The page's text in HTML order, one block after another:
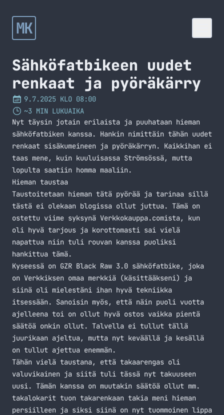
MK
Sähköfatbikeen uudet
renkaat ja pyöräkärry
9.7.2025 KLO 08:00
~3 MIN LUKUAIKA
Nyt täysin jotain erilaista ja puuhataan hieman
sähköfatbiken kanssa. Hankin nimittäin tähän uudet
renkaat sisäkumeineen ja pyöräkärryn. Kaikkihan ei
taas mene, kuin kuuluisassa Strömsössä, mutta
lopulta saatiin homma maaliin.
Hieman taustaa
Taustoitetaan hieman tätä pyörää ja tarinaa sillä
tästä ei olekaan blogissa ollut juttua. Tämä on
ostettu viime syksynä Verkkokauppa.comista, kun
oli hyvä tarjous ja korottomasti sai vielä
napattua niin tuli rouvan kanssa puoliksi
hankittua tämä.
Kyseessä on GZR Black Raw 3.0 sähköfatbike, joka
on Verkkiksen omaa merkkiä (käsittääkseni) ja
siinä oli mielestäni ihan hyvä tekniikka
itsessään. Sanoisin myös, että näin puoli vuotta
ajelleena toi on ollut hyvä ostos vaikka pientä
säätöä onkin ollut. Talvella ei tullut tällä
juurikaan ajeltua, mutta nyt keväällä ja kesällä
on tullut ajettua enemmän.
Tähän vielä taustana, että takaarengas oli
valuvikainen ja siitä tuli tässä nyt takuuseen
uusi. Tämän kanssa on muutakin säätöä ollut mm.
takalokarit tuon takarenkaan takia meni hieman
persiilleen ja siksi siinä on nyt tuommoinen lippa